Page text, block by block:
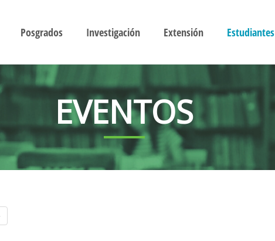
Posgrados Investigación Extensión Estudiantes
EVENTOS